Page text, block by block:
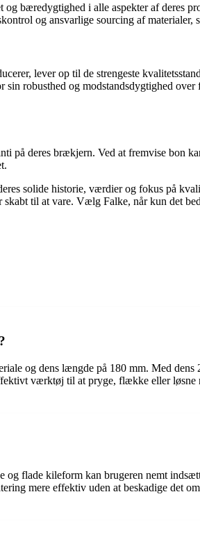
bæredygtighed i alle aspekter af deres
og ansvarlige sourcing af
lever op til de strengeste
robusthed og modstandsdygtighed
på deres brækjern. Ved at fremvise bon
solide historie, værdier og fokus på
til at vare. Vælg Falke, når kun det
og dens længde på 180 mm. Med
værktøj til at pryge, flække eller løsne
flade kileform kan brugeren nemt
mere effektiv uden at beskadige det